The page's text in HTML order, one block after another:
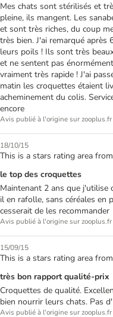
Mes chats sont stérilisés et
pleine, ils mangent. Les
et sont très riches, du coup
très bien. J'ai remarqué
leurs poils ! Ils sont très
et ne sentent pas
vraiment très rapide ! J'ai
matin les croquettes étaient
acheminement du colis.
encore
Avis publié à l'origine sur zooplus.fr
18/10/15
This is a stars rating area
le top des croquettes
Maintenant 2 ans que j'utilise
il en rafolle, sans céréales en
cesserait de les recommander
Avis publié à l'origine sur zooplus.fr
15/09/15
This is a stars rating area
très bon rapport qualité-prix
Croquettes de qualité.
bien nourrir leurs chats. Pas
Avis publié à l'origine sur zooplus.fr